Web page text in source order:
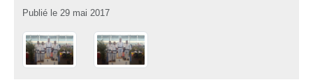
Publié le 29 mai 2017